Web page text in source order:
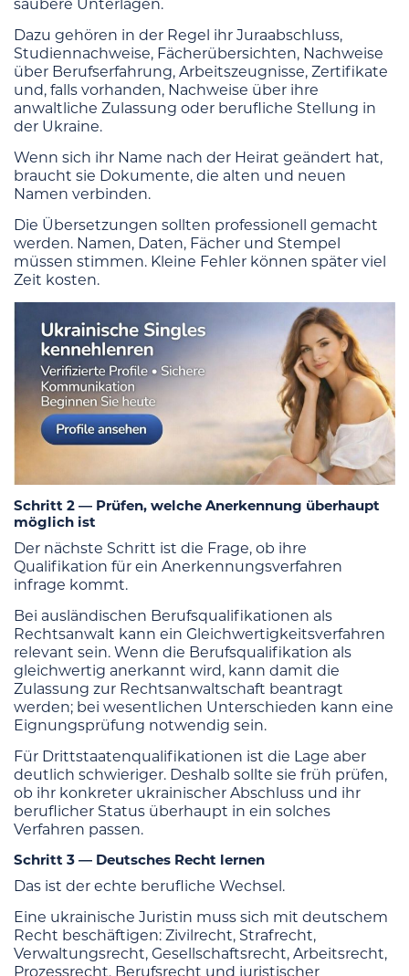
saubere Unterlagen.
Dazu gehören in der Regel ihr Juraabschluss,
Studiennachweise, Fächerübersichten, Nachweise
über Berufserfahrung, Arbeitszeugnisse, Zertifikate
und, falls vorhanden, Nachweise über ihre
anwaltliche Zulassung oder berufliche Stellung in
der Ukraine.
Wenn sich ihr Name nach der Heirat geändert hat,
braucht sie Dokumente, die alten und neuen
Namen verbinden.
Die Übersetzungen sollten professionell gemacht
werden. Namen, Daten, Fächer und Stempel
müssen stimmen. Kleine Fehler können später viel
Zeit kosten.
Schritt 2 — Prüfen, welche Anerkennung überhaupt
möglich ist
Der nächste Schritt ist die Frage, ob ihre
Qualifikation für ein Anerkennungsverfahren
infrage kommt.
Bei ausländischen Berufsqualifikationen als
Rechtsanwalt kann ein Gleichwertigkeitsverfahren
relevant sein. Wenn die Berufsqualifikation als
gleichwertig anerkannt wird, kann damit die
Zulassung zur Rechtsanwaltschaft beantragt
werden; bei wesentlichen Unterschieden kann eine
Eignungsprüfung notwendig sein.
Für Drittstaatenqualifikationen ist die Lage aber
deutlich schwieriger. Deshalb sollte sie früh prüfen,
ob ihr konkreter ukrainischer Abschluss und ihr
beruflicher Status überhaupt in ein solches
Verfahren passen.
Schritt 3 — Deutsches Recht lernen
Das ist der echte berufliche Wechsel.
Eine ukrainische Juristin muss sich mit deutschem
Recht beschäftigen: Zivilrecht, Strafrecht,
Verwaltungsrecht, Gesellschaftsrecht, Arbeitsrecht,
Prozessrecht, Berufsrecht und juristischer